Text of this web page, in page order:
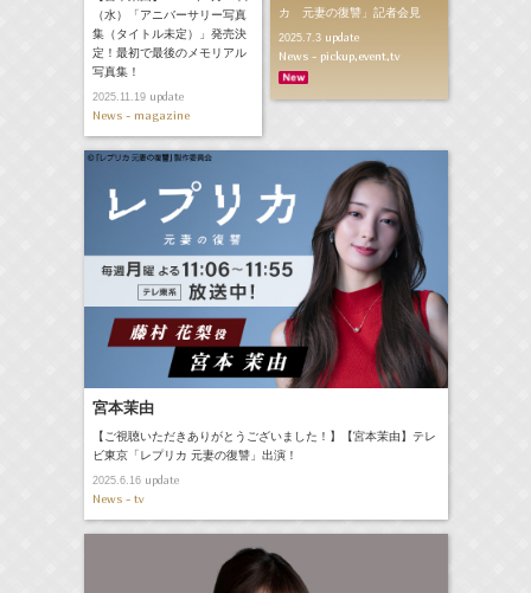
（水）「アニバーサリー写真
集（タイトル未定）」発売決
定！最初で最後のメモリアル
写真集！
2025.11.19update
News - magazine
カ 元妻の復讐」記者会見
2025.7.3update
News - pickup,event,tv
宮本茉由
【ご視聴いただきありがとうございました！】【宮本茉由】テレ
ビ東京「レプリカ 元妻の復讐」出演！
2025.6.16update
News - tv